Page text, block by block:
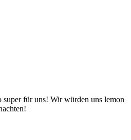
für uns! Wir würden uns lemon